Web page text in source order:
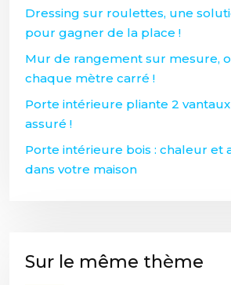
Dressing sur roulettes, une
pour gagner de la place !
Mur de rangement sur mesure,
chaque mètre carré !
Porte intérieure pliante 2
assuré !
Porte intérieure bois : chaleur et
dans votre maison
Sur le même thème